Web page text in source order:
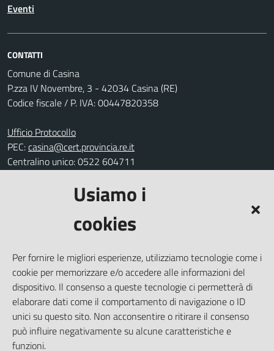
Usiamo i
cookies
Per fornire le migliori esperienze, utilizziamo tecnologie come i
cookie per memorizzare e/o accedere alle informazioni del
dispositivo. Il consenso a queste tecnologie ci permetterà di
elaborare dati come il comportamento di navigazione o ID
unici su questo sito. Non acconsentire o ritirare il consenso
può influire negativamente su alcune caratteristiche e
funzioni.
Eventi
CONTATTI
Comune di Casina
P.zza IV Novembre, 3 - 42034 Casina (RE)
Codice fiscale / P. IVA: 00447820358
Ufficio Protocollo
PEC:casina@cert.provincia.re.it
Centralino unico: 0522 604711
Segnalazione disservizio
Amministrazione trasparente
Informativa privacy
Note legali
Dichiarazione di accessibilità
Piano di miglioramento del sito